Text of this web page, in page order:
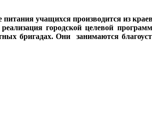
учащихся производится из
городской целевой
бригадах. Они занимаются